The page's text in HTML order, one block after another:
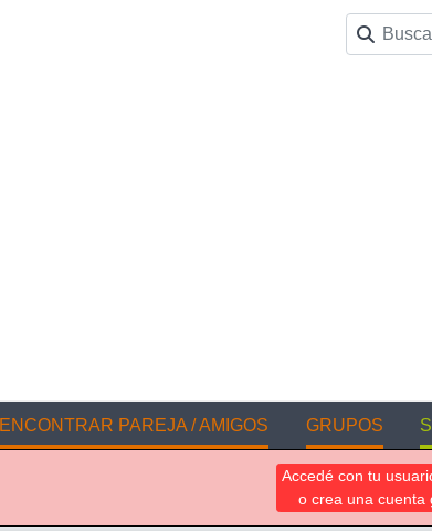
ENCONTRAR PAREJA / AMIGOS GRUPOS
Accedé con tu
o crea una cuenta